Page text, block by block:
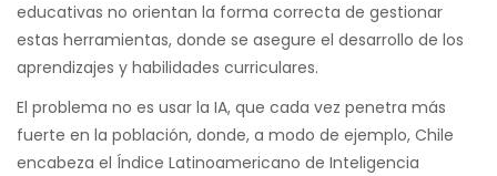
educativas no orientan la forma correcta de gestionar
estas herramientas, donde se asegure el desarrollo de los
aprendizajes y habilidades curriculares.
El problema no es usar la IA, que cada vez penetra más
fuerte en la población, donde, a modo de ejemplo, Chile
encabeza el Índice Latinoamericano de Inteligencia